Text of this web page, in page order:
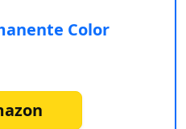
Color